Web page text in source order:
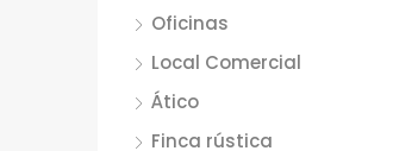
Oficinas
Local Comercial
Ático
Finca rústica